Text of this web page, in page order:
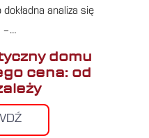
analiza się
–…
domu
cena: od